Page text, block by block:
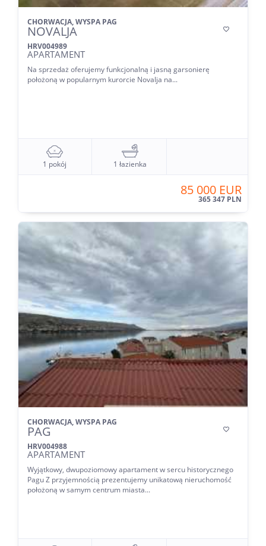
CHORWACJA, WYSPA PAG
NOVALJA
HRV004989
APARTAMENT

Na sprzedaż oferujemy funkcjonalną i jasną garsonierę
położoną w popularnym kurorcie Novalja na...
1 pokój 1 łazienka
85 000 EUR
365 347 PLN
CHORWACJA, WYSPA PAG
PAG
HRV004988
APARTAMENT

Wyjątkowy, dwupoziomowy apartament w sercu historycznego
Pagu Z przyjemnością prezentujemy unikatową nieruchomość
położoną w samym centrum miasta...